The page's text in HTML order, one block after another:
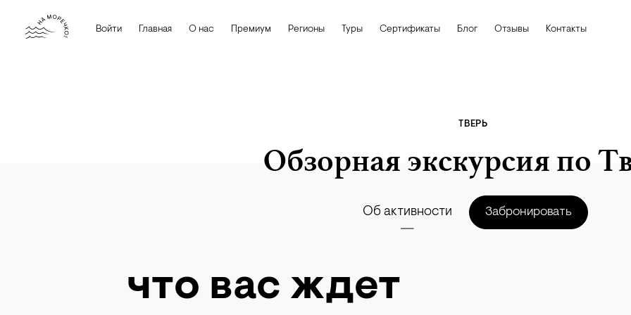
Войти Главная О нас Премиум Регионы Туры Сертификаты Блог Отзывы Контакты
ТВЕРЬ
Обзорная экскурсия по
Об активности Забронировать
что вас ждет